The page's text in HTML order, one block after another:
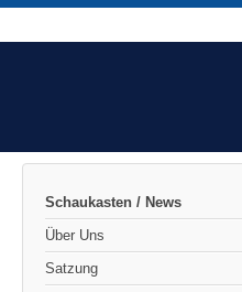
Schaukasten / News
Über Uns
Satzung